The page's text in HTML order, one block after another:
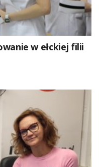
w ełckiej filii